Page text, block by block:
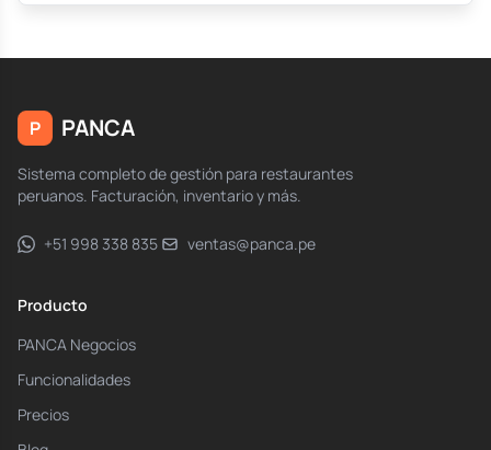
P PANCA
Sistema completo de gestión para restaurantes
peruanos. Facturación, inventario y más.
+51 998 338 835 ventas@panca.pe
Producto
PANCA Negocios
Funcionalidades
Precios